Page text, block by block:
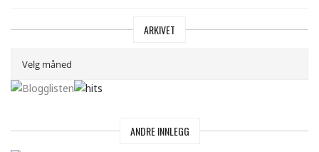
ARKIVET
ANDRE INNLEGG